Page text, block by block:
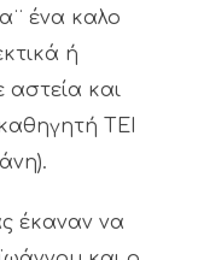
ένα καλο
ή
αστεία και
ΤΕΙ
έκαναν να